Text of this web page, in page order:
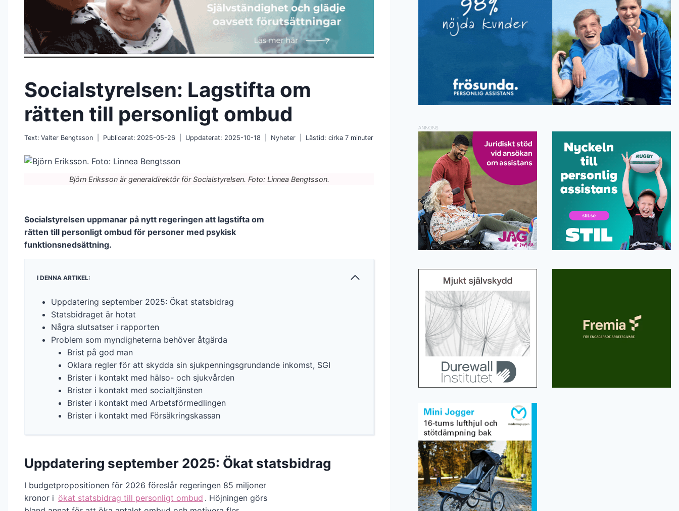
Socialstyrelsen: Lagstifta om
rätten till personligt ombud
Text: Valter Bengtsson Publicerat: 2025-05-26 Uppdaterat: 2025-10-18 Nyheter Lästid: cirka 7 minuter
Björn Eriksson är generaldirektör för Socialstyrelsen. Foto: Linnea Bengtsson.
Socialstyrelsen uppmanar på nytt regeringen att lagstifta om
rätten till personligt ombud för personer med psykisk
funktionsnedsättning.
I DENNA ARTIKEL:
Uppdatering september 2025: Ökat statsbidrag
Statsbidraget är hotat
Några slutsatser i rapporten
Problem som myndigheterna behöver åtgärda
Brist på god man
Oklara regler för att skydda sin sjukpenningsgrundande inkomst, SGI
Brister i kontakt med hälso- och sjukvården
Brister i kontakt med socialtjänsten
Brister i kontakt med Arbetsförmedlingen
Brister i kontakt med Försäkringskassan
Uppdatering september 2025: Ökat statsbidrag
I budgetpropositionen för 2026 föreslår regeringen 85 miljoner
kronor i ökat statsbidrag till personligt ombud . Höjningen görs
ANNONS